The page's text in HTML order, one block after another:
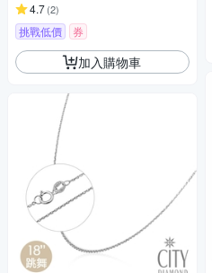
4.7(2)
挑戰低價 券
加入購物車